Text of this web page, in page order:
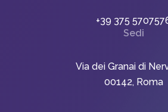
+39 375
Sedi
Via dei Granai di
00142, Roma